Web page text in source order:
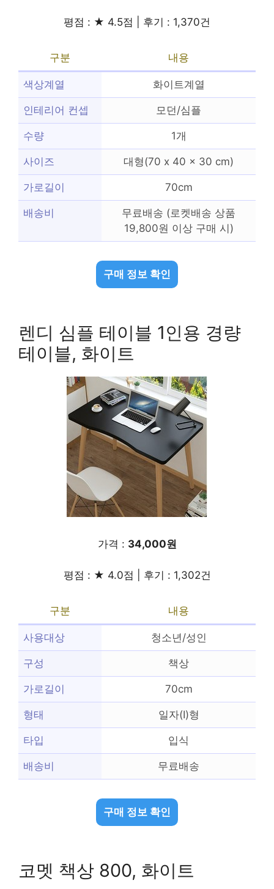
평점 : ★ 4.5점 | 후기 : 1,370건
구분 내용
색상계열 화이트계열
인테리어 컨셉 모던/심플
수량 1개
사이즈 대형(70 x 40 x 30 cm)
가로길이 70cm
배송비
무료배송 (로켓배송 상품
19,800원 이상 구매 시)
구매 정보 확인
렌디 심플 테이블 1인용 경량
테이블, 화이트
가격 : 34,000원
평점 : ★ 4.0점 | 후기 : 1,302건
구분 내용
사용대상 청소년/성인
구성 책상
가로길이 70cm
형태 일자(I)형
타입 입식
배송비 무료배송
구매 정보 확인
코멧 책상 800, 화이트